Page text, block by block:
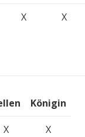
X X
Königin
X X